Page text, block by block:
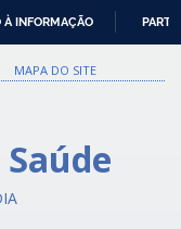
À INFORMAÇÃO
MAPA DO SITE